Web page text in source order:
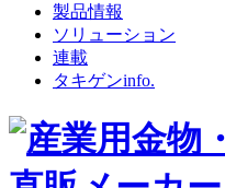
製品情報
ソリューション
連載
タキゲンinfo.